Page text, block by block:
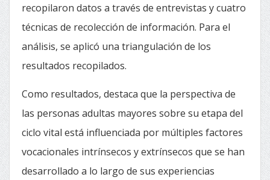
recopilaron datos a través de entrevistas y cuatro
técnicas de recolección de información. Para el
análisis, se aplicó una triangulación de los
resultados recopilados.
Como resultados, destaca que la perspectiva de
las personas adultas mayores sobre su etapa del
ciclo vital está influenciada por múltiples factores
vocacionales intrínsecos y extrínsecos que se han
desarrollado a lo largo de sus experiencias